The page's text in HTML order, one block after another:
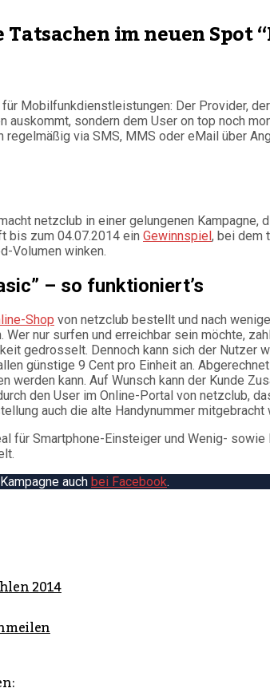
Tatsachen im neuen
Mobilfunkdienstleistungen: Der Provider,
auskommt, sondern dem User on top noch
regelmäßig via SMS, MMS oder eMail über
netzclub in einer gelungenen Kampagne,
bis zum 04.07.2014 ein Gewinnspiel, bei dem
Volumen winken.
– so funktioniert’s
Shop von netzclub bestellt und nach
nur surfen und erreichbar sein möchte,
gedrosselt. Dennoch kann sich der
günstige 9 Cent pro Einheit an.
werden kann. Auf Wunsch kann der Kunde
den User im Online-Portal von netzclub,
auch die alte Handynummer
für Smartphone-Einsteiger und Wenig-
auch bei Facebook.
2014